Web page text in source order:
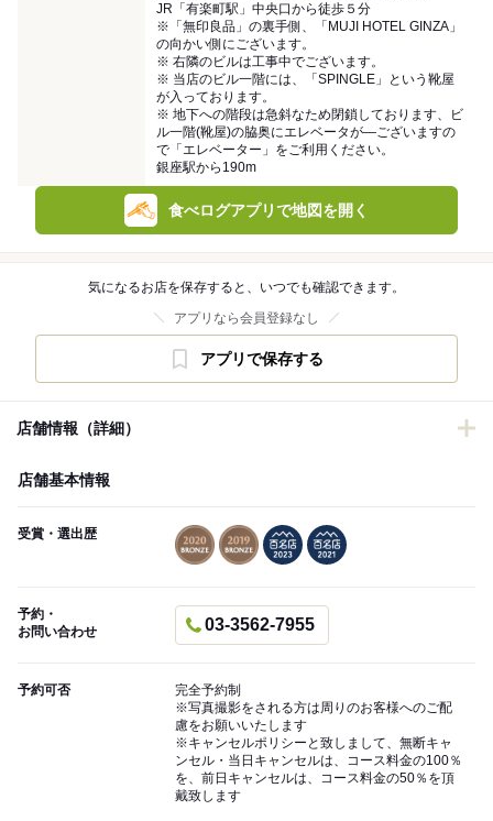
JR「有楽町駅」中央口から徒歩５分
※「無印良品」の裏手側、「MUJI HOTEL GINZA」
の向かい側にございます。
※ 右隣のビルは工事中でございます。
※ 当店のビル一階には、「SPINGLE」という靴屋
が入っております。
※ 地下への階段は急斜なため閉鎖しております、ビ
ル一階(靴屋)の脇奥にエレベータが―ございますの
で「エレベーター」をご利用ください。
銀座駅から190m
食べログアプリで地図を開く
気になるお店を保存すると、いつでも確認できます。
アプリなら会員登録なし
アプリで保存する
店舗情報（詳細）
店舗基本情報
受賞・選出歴
予約・
お問い合わせ
03-3562-7955
予約可否
完全予約制
※写真撮影をされる方は周りのお客様へのご配
慮をお願いいたします
※キャンセルポリシーと致しまして、無断キャ
ンセル・当日キャンセルは、コース料金の100％
を、前日キャンセルは、コース料金の50％を頂
戴致します